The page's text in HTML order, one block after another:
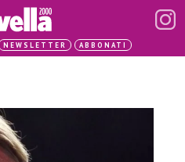
NEWSLETTER ABBONATI